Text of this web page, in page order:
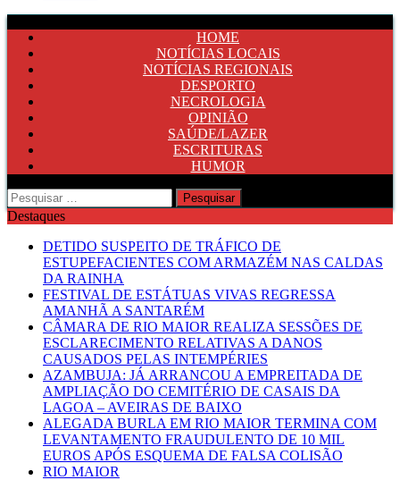
HOME
NOTÍCIAS LOCAIS
NOTÍCIAS REGIONAIS
DESPORTO
NECROLOGIA
OPINIÃO
SAÚDE/LAZER
ESCRITURAS
HUMOR
Pesquisar
por:
Destaques
DETIDO SUSPEITO DE TRÁFICO DE
ESTUPEFACIENTES COM ARMAZÉM NAS CALDAS
DA RAINHA
FESTIVAL DE ESTÁTUAS VIVAS REGRESSA
AMANHÃ A SANTARÉM
CÂMARA DE RIO MAIOR REALIZA SESSÕES DE
ESCLARECIMENTO RELATIVAS A DANOS
CAUSADOS PELAS INTEMPÉRIES
AZAMBUJA: JÁ ARRANCOU A EMPREITADA DE
AMPLIAÇÃO DO CEMITÉRIO DE CASAIS DA
LAGOA – AVEIRAS DE BAIXO
ALEGADA BURLA EM RIO MAIOR TERMINA COM
LEVANTAMENTO FRAUDULENTO DE 10 MIL
EUROS APÓS ESQUEMA DE FALSA COLISÃO
RIO MAIOR